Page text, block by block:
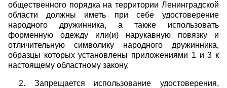
общественного порядка на территории Ленинградской
области должны иметь при себе удостоверение
народного дружинника, а также использовать
форменную одежду или(и) нарукавную повязку и
отличительную символику народного дружинника,
образцы которых установлены приложениями 1 и 3 к
настоящему областному закону.
2. Запрещается использование удостоверения,